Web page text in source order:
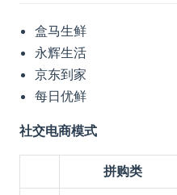
盒马生鲜
永辉生活
京东到家
每日优鲜
社交电商模式
拼购类